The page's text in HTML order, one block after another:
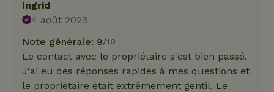
Ingrid
4 août 2023
Note générale: 9/10
Le contact avec le propriétaire s'est bien passé.
J'ai eu des réponses rapides à mes questions et
le propriétaire était extrêmement gentil. Le